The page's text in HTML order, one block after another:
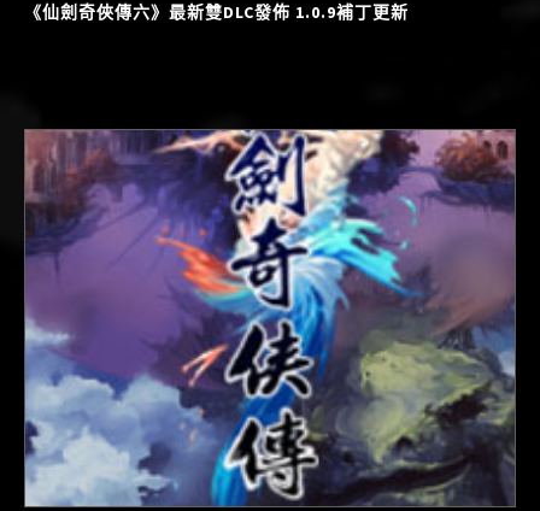
《仙劍奇俠傳六》最新雙DLC發佈 1.0.9補丁更新